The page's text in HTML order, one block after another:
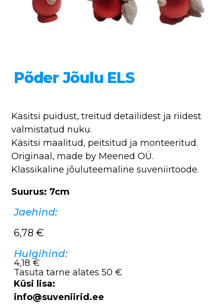
Põder Jõulu ELS
Käsitsi puidust, treitud detailidest ja riidest
valmistatud nuku.
Käsitsi maalitud, peitsitud ja monteeritud.
Originaal, made by Meened OÜ.
Klassikaline jõuluteemaline suveniirtoode.
Suurus: 7cm
Jaehind:
6,78 €
Hulgihind:
4,18 €
Tasuta tarne alates 50 €
Küsi lisa:
info@suveniirid.ee